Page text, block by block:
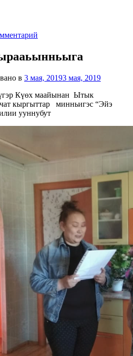
маай
в 3 мая, 20193 мая, 2019
Күөх маайынан Ытык
кыргыттар минньигэс “Эйэ
ууннубут